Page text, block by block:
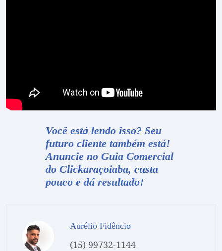
Você está lendo isso? Seu
futuro cliente também está!
Anuncie no Guia Comercial
do Clickaraçoiaba, custa
pouco e dá resultado!
Aurélio Fidêncio
(15) 99732-1144